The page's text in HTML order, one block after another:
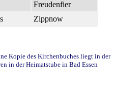
Freudenfier
Zippnow
Kopie des Kirchenbuches liegt in der
in der Heimatstube in Bad Essen